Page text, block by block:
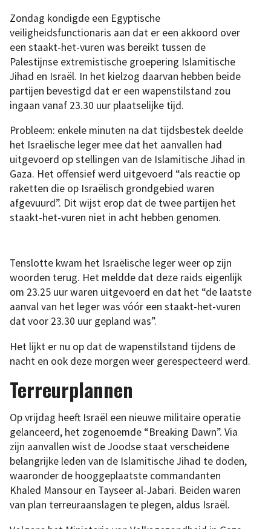
Zondag kondigde een Egyptische
veiligheidsfunctionaris aan dat er een akkoord over
een staakt-het-vuren was bereikt tussen de
Palestijnse extremistische groepering Islamitische
Jihad en Israël. In het kielzog daarvan hebben beide
partijen bevestigd dat er een wapenstilstand zou
ingaan vanaf 23.30 uur plaatselijke tijd.
Probleem: enkele minuten na dat tijdsbestek deelde
het Israëlische leger mee dat het aanvallen had
uitgevoerd op stellingen van de Islamitische Jihad in
Gaza. Het offensief werd uitgevoerd “als reactie op
raketten die op Israëlisch grondgebied waren
afgevuurd”. Dit wijst erop dat de twee partijen het
staakt-het-vuren niet in acht hebben genomen.
Tenslotte kwam het Israëlische leger weer op zijn
woorden terug. Het meldde dat deze raids eigenlijk
om 23.25 uur waren uitgevoerd en dat het “de laatste
aanval van het leger was vóór een staakt-het-vuren
dat voor 23.30 uur gepland was”.
Het lijkt er nu op dat de wapenstilstand tijdens de
nacht en ook deze morgen weer gerespecteerd werd.
Terreurplannen
Op vrijdag heeft Israël een nieuwe militaire operatie
gelanceerd, het zogenoemde “Breaking Dawn”. Via
zijn aanvallen wist de Joodse staat verscheidene
belangrijke leden van de Islamitische Jihad te doden,
waaronder de hooggeplaatste commandanten
Khaled Mansour en Tayseer al-Jabari. Beiden waren
van plan terreuraanslagen te plegen, aldus Israël.